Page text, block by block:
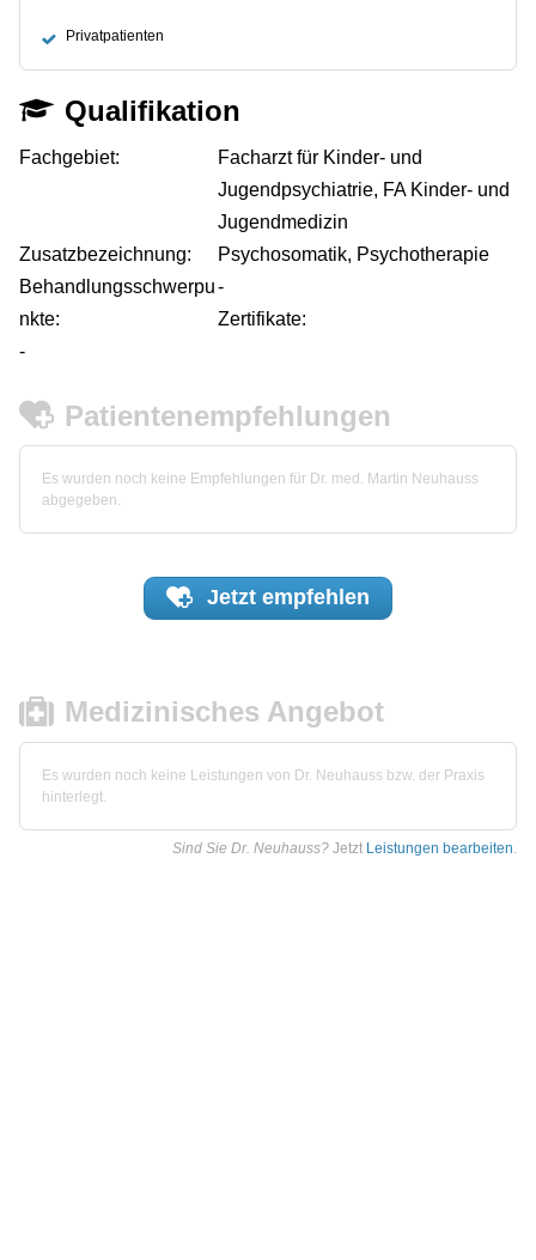
Privatpatienten
Qualifikation
Fachgebiet:
Facharzt für Kinder- und
Jugendpsychiatrie, FA Kinder- und
Jugendmedizin
Zusatzbezeichnung:
Psychosomatik, Psychotherapie
Behandlungsschwerpu
nkte:
-
Zertifikate:
-
Patientenempfehlungen
Es wurden noch keine Empfehlungen für Dr. med. Martin Neuhauss
abgegeben.
Jetzt empfehlen
Medizinisches Angebot
Es wurden noch keine Leistungen von Dr. Neuhauss bzw. der Praxis
hinterlegt.
Sind Sie Dr. Neuhauss? Jetzt Leistungen bearbeiten.